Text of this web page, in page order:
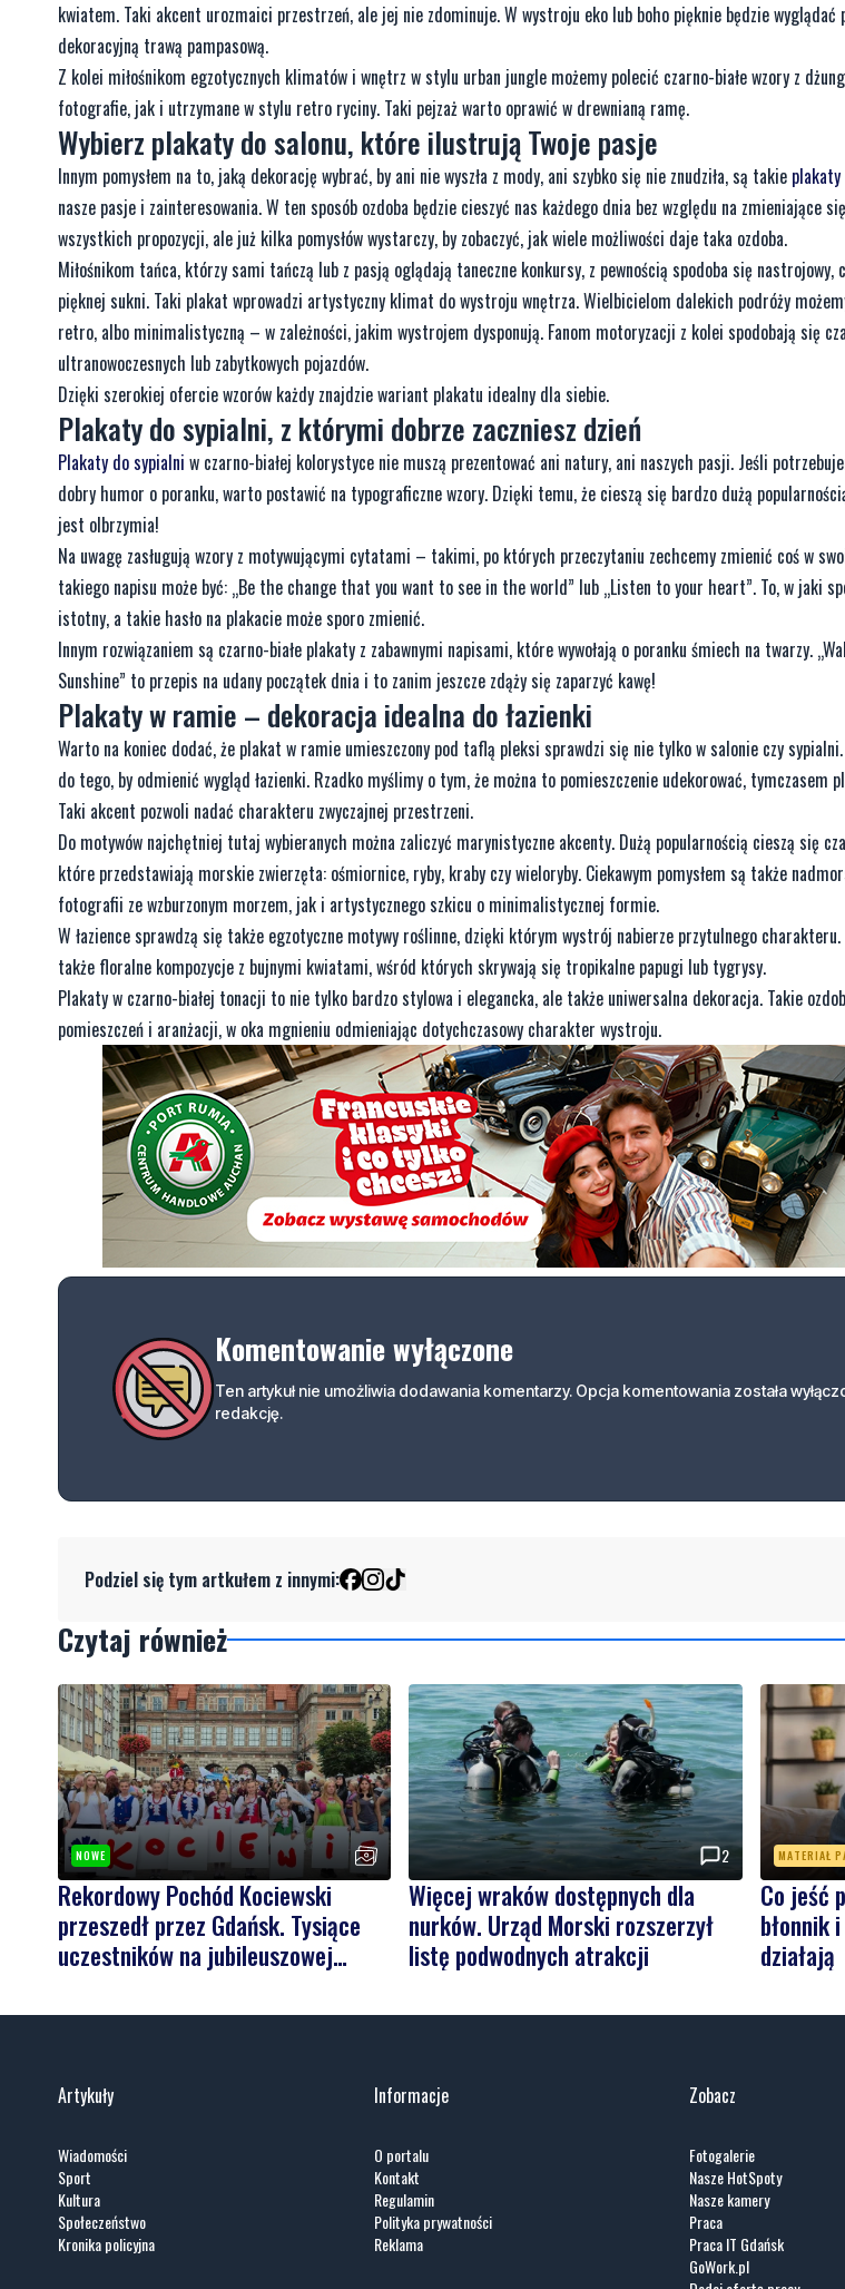
kwiatem. Taki akcent urozmaici przestrzeń, ale jej nie zdominuje. W wystroju eko lub boho pięknie będzie
dekoracyjną trawą pampasową.
Z kolei miłośnikom egzotycznych klimatów i wnętrz w stylu urban jungle możemy polecić czarno-białe wzory z
fotografie, jak i utrzymane w stylu retro ryciny. Taki pejzaż warto oprawić w drewnianą ramę.
Wybierz plakaty do salonu, które ilustrują Twoje pasje
Innym pomysłem na to, jaką dekorację wybrać, by ani nie wyszła z mody, ani szybko się nie znudziła, są takie
nasze pasje i zainteresowania. W ten sposób ozdoba będzie cieszyć nas każdego dnia bez względu na zmieniające
wszystkich propozycji, ale już kilka pomysłów wystarczy, by zobaczyć, jak wiele możliwości daje taka ozdoba.
Miłośnikom tańca, którzy sami tańczą lub z pasją oglądają taneczne konkursy, z pewnością spodoba się nastrojowy,
pięknej sukni. Taki plakat wprowadzi artystyczny klimat do wystroju wnętrza. Wielbicielom dalekich podróży
retro, albo minimalistyczną – w zależności, jakim wystrojem dysponują. Fanom motoryzacji z kolei spodobają się
ultranowoczesnych lub zabytkowych pojazdów.
Dzięki szerokiej ofercie wzorów każdy znajdzie wariant plakatu idealny dla siebie.
Plakaty do sypialni, z którymi dobrze zaczniesz dzień
Plakaty do sypialni w czarno-białej kolorystyce nie muszą prezentować ani natury, ani naszych pasji. Jeśli
dobry humor o poranku, warto postawić na typograficzne wzory. Dzięki temu, że cieszą się bardzo dużą
jest olbrzymia!
Na uwagę zasługują wzory z motywującymi cytatami – takimi, po których przeczytaniu zechcemy zmienić coś w
takiego napisu może być: „Be the change that you want to see in the world” lub „Listen to your heart”. To, w jaki
istotny, a takie hasło na plakacie może sporo zmienić.
Innym rozwiązaniem są czarno-białe plakaty z zabawnymi napisami, które wywołają o poranku śmiech na twarzy.
Sunshine” to przepis na udany początek dnia i to zanim jeszcze zdąży się zaparzyć kawę!
Plakaty w ramie – dekoracja idealna do łazienki
Warto na koniec dodać, że plakat w ramie umieszczony pod taflą pleksi sprawdzi się nie tylko w salonie czy
do tego, by odmienić wygląd łazienki. Rzadko myślimy o tym, że można to pomieszczenie udekorować, tymczasem
Taki akcent pozwoli nadać charakteru zwyczajnej przestrzeni.
Do motywów najchętniej tutaj wybieranych można zaliczyć marynistyczne akcenty. Dużą popularnością cieszą się
które przedstawiają morskie zwierzęta: ośmiornice, ryby, kraby czy wieloryby. Ciekawym pomysłem są także
fotografii ze wzburzonym morzem, jak i artystycznego szkicu o minimalistycznej formie.
W łazience sprawdzą się także egzotyczne motywy roślinne, dzięki którym wystrój nabierze przytulnego
także floralne kompozycje z bujnymi kwiatami, wśród których skrywają się tropikalne papugi lub tygrysy.
Plakaty w czarno-białej tonacji to nie tylko bardzo stylowa i elegancka, ale także uniwersalna dekoracja. Takie
pomieszczeń i aranżacji, w oka mgnieniu odmieniając dotychczasowy charakter wystroju.
Komentowanie wyłączone
Ten artykuł nie umożliwia dodawania komentarzy. Opcja komentowania została
redakcję.
Podziel się tym artkułem z innymi:
Czytaj również
NOWE
Rekordowy Pochód Kociewski
przeszedł przez Gdańsk. Tysiące
uczestników na jubileuszowej
2
Więcej wraków dostępnych dla
nurków. Urząd Morski rozszerzył
listę podwodnych atrakcji
MATERIAŁ
Co jeść
błonnik
działają
Artykuły
Wiadomości
Sport
Kultura
Społeczeństwo
Kronika policyjna
Informacje
O portalu
Kontakt
Regulamin
Polityka prywatności
Reklama
Zobacz
Fotogalerie
Nasze HotSpoty
Nasze kamery
Praca
Praca IT Gdańsk
GoWork.pl